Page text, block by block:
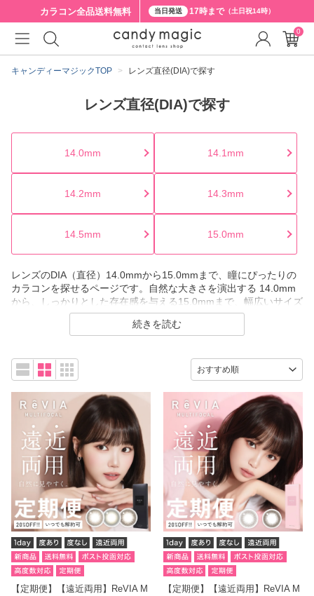
カラコン全品送料無料 当日発送 17時まで（土日祝14時）
キャンディーマジックTOP レンズ直径(DIA)で探す
レンズ直径(DIA)で探す
14.0mm 14.1mm
14.2mm 14.3mm
14.5mm 15.0mm
レンズのDIA（直径）14.0mmから15.0mmまで、瞳にぴったりの
カラコンを探せるページです。自然な大きさを演出する 14.0mm
から、しっかりとした存在感を与える15.0mmまで、幅広いサイズ
のカラコンを取り揃えています。ご自身の瞳に合ったDIAで、理想
の目元を実現し、魅力的なスタイルを楽しんでください。
続きを読む
【定期便】【遠近両用】ReVIA M
【定期便】【遠近両用】ReVIA M
0